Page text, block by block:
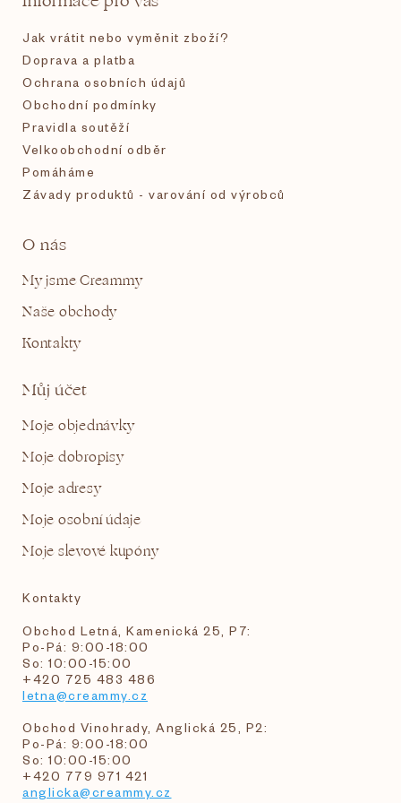
Jak vrátit nebo vyměnit zboží?
Doprava a platba
Ochrana osobních údajů
Obchodní podmínky
Pravidla soutěží
Velkoobchodní odběr
Pomáháme
Závady produktů - varování od výrobců
O nás
My jsme Creammy
Naše obchody
Kontakty
Můj účet
Moje objednávky
Moje dobropisy
Moje adresy
Moje osobní údaje
Moje slevové kupóny
Kontakty
Obchod Letná, Kamenická 25, P7:
Po-Pá: 9:00-18:00
So: 10:00-15:00
+420 725 483 486
letna@creammy.cz
Obchod Vinohrady, Anglická 25, P2:
Po-Pá: 9:00-18:00
So: 10:00-15:00
+420 779 971 421
anglicka@creammy.cz